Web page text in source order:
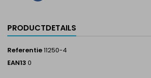
PRODUCTDETAILS
Referentie11250-4
EAN13 0